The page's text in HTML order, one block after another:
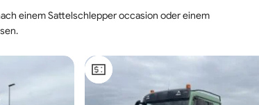
einem Sattelschlepper occasion oder einem